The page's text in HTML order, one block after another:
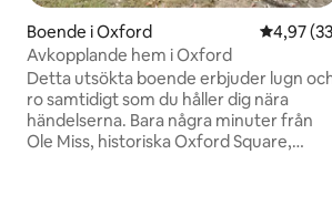
Boende i Oxford 4,97 av
4,97
Avkopplande hem i Oxford
Detta utsökta boende erbjuder lugn
ro samtidigt som du håller dig nära
händelserna. Bara några minuter från
Ole Miss, historiska Oxford Square,